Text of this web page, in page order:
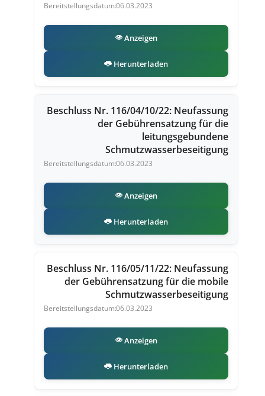
06.03.2023
Anzeigen
Herunterladen
Beschluss Nr. 116/04/10/22: Neufassung
der Gebührensatzung für die
leitungsgebundene
Schmutzwasserbeseitigung
06.03.2023
Anzeigen
Herunterladen
Beschluss Nr. 116/05/11/22: Neufassung
der Gebührensatzung für die mobile
Schmutzwasserbeseitigung
06.03.2023
Anzeigen
Herunterladen